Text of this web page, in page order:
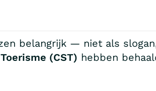
belangrijk — niet als
(CST) hebben